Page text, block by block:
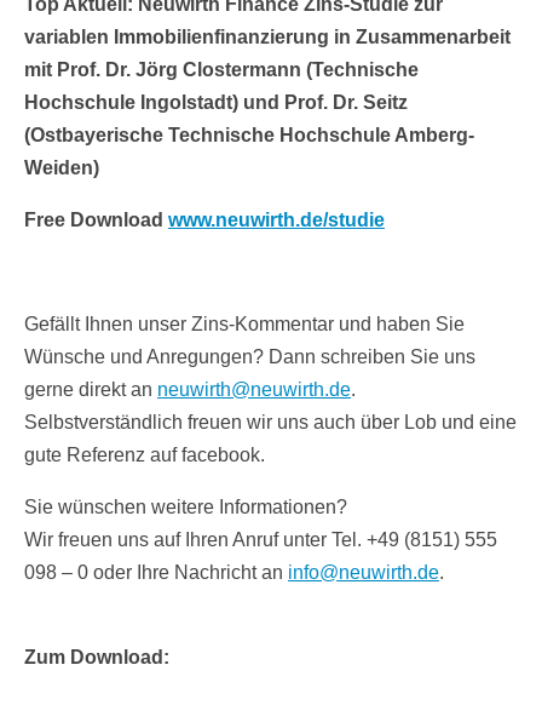
Top Aktuell: Neuwirth Finance Zins-Studie zur
variablen Immobilienfinanzierung in Zusammenarbeit
mit Prof. Dr. Jörg Clostermann (Technische
Hochschule Ingolstadt) und Prof. Dr. Seitz
(Ostbayerische Technische Hochschule Amberg-
Weiden)
Free Download www.neuwirth.de/studie
Gefällt Ihnen unser Zins-Kommentar und haben Sie
Wünsche und Anregungen? Dann schreiben Sie uns
gerne direkt an neuwirth@neuwirth.de.
Selbstverständlich freuen wir uns auch über Lob und eine
gute Referenz auf facebook.
Sie wünschen weitere Informationen?
Wir freuen uns auf Ihren Anruf unter Tel. +49 (8151) 555
098 – 0 oder Ihre Nachricht an info@neuwirth.de.
Zum Download: